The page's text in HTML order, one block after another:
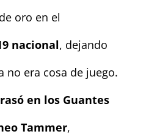
oro en el
nacional, dejando
no era cosa de juego.
en los Guantes
Tammer,